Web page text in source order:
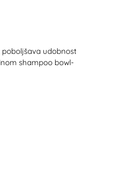
poboljšava udobnost
shampoo bowl-